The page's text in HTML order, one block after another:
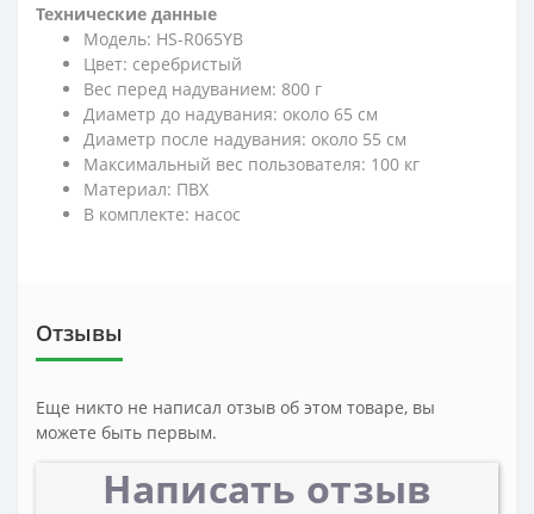
Технические данные
Модель: HS-R065YB
Цвет: серебристый
Вес перед надуванием: 800 г
Диаметр до надувания: около 65 см
Диаметр после надувания: около 55 см
Максимальный вес пользователя: 100 кг
Материал: ПВХ
В комплекте: насос
Отзывы
Еще никто не написал отзыв об этом товаре, вы
можете быть первым.
Написать отзыв